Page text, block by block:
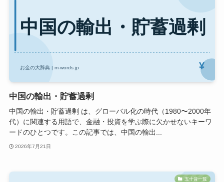
中国の輸出・貯蓄過剰
中国の輸出・貯蓄過剰 は、グローバル化の時代（1980〜2000年
代）に関連する用語で、金融・投資を学ぶ際に欠かせないキーワ
ードのひとつです。この記事では、中国の輸出...
2026年7月21日
五十音一覧